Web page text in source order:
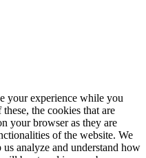
your experience while you
the cookies that are
your browser as they are
of the website. We
analyze and understand how